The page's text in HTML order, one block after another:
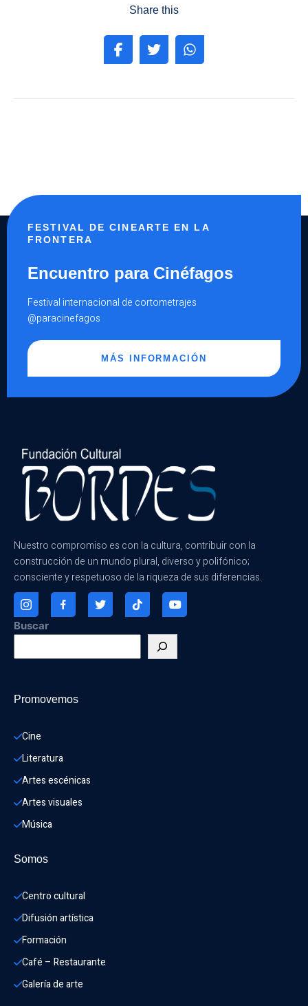
Share this
FESTIVAL DE CINEARTE EN LA
FRONTERA
Encuentro para Cinéfagos
Festival internacional de cortometrajes
@paracinefagos
MÁS INFORMACIÓN
Nuestro compromiso es con la cultura, contribuir con la
construcción de un mundo plural, diverso y polifónico;
consciente y respetuoso de la riqueza de sus diferencias.
Buscar
Promovemos
Cine
Literatura
Artes escénicas
Artes visuales
Música
Somos
Centro cultural
Difusión artística
Formación
Café – Restaurante
Galería de arte